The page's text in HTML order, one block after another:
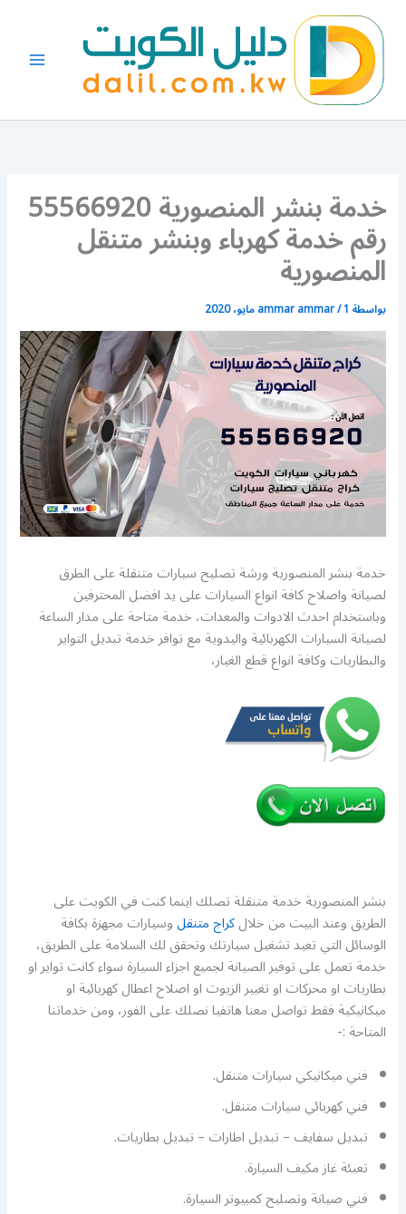
المحتوى
خدمة بنشر المنصورية 55566920
رقم خدمة كهرباء وبنشر متنقل
المنصورية
بواسطة ammar ammar/1 مايو، 2020
خدمة بنشر المنصورية ورشة تصليح سيارات متنقلة على الطرق
لصيانة واصلاح كافة انواع السيارات على يد افضل المحترفين
وباستخدام احدث الادوات والمعدات، خدمة متاحة على مدار الساعة
لصيانة السيارات الكهربائية واليدوية مع توافر خدمة تبديل التواير
والبطاريات وكافة انواع قطع الغيار،
بنشر المنصورية خدمة متنقلة تصلك اينما كنت في الكويت على
الطريق وعند البيت من خلالكراج متنقلوسيارات مجهزة بكافة
الوسائل التي تعيد تشغيل سيارتك وتحقق لك السلامة على الطريق،
خدمة تعمل على توفير الصيانة لجميع اجزاء السيارة سواء كانت تواير او
بطاريات او محركات او تغيير الزيوت او اصلاح اعطال كهربائية او
ميكانيكية فقط تواصل معنا هاتفيا نصلك على الفور، ومن خدماتنا
المتاحة :-
فني ميكانيكي سيارات متنقل.
فني كهربائي سيارات متنقل.
تبديل سفايف – تبديل اطارات – تبديل بطاريات.
تعبئة غاز مكيف السيارة.
فني صيانة وتصليح كمبيوتر السيارة.